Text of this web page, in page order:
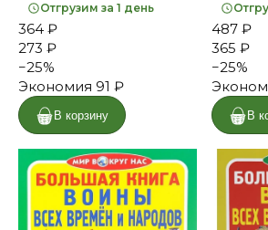
Отгрузим за 1 день
364 ₽
273 ₽
−25%
Экономия 91 ₽
В корзину
487 ₽
365 ₽
−25%
В